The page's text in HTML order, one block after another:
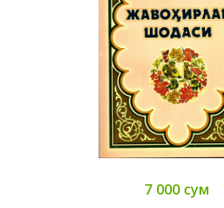
7 000 сум